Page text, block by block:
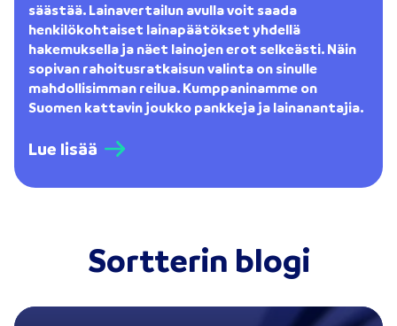
säästää. Lainavertailun avulla voit saada
henkilökohtaiset lainapäätökset yhdellä
hakemuksella ja näet lainojen erot selkeästi. Näin
sopivan rahoitusratkaisun valinta on sinulle
mahdollisimman reilua. Kumppaninamme on
Suomen kattavin joukko pankkeja ja lainanantajia.
Lue lisää
Sortterin blogi